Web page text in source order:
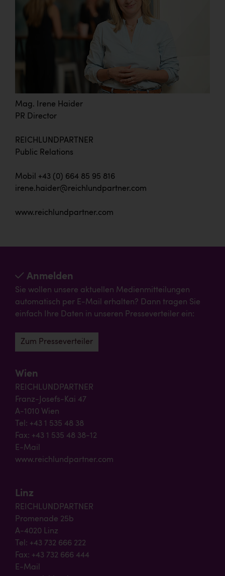
Mag. Irene Haider
PR Director
REICHLUNDPARTNER
Public Relations
Mobil +43 (0) 664 85 95 816
irene.haider@reichlundpartner.com
www.reichlundpartner.com
Anmelden
Sie wollen unsere aktuellen Medienmitteilungen
automatisch per E-Mail erhalten? Dann tragen Sie
einfach Ihre Daten in unseren Presseverteiler ein:
Zum Presseverteiler
Wien
REICHLUNDPARTNER
Franz-Josefs-Kai 47
A-1010 Wien
Tel: +43 1 535 48 38
Fax: +43 1 535 48 38-12
E-Mail
www.reichlundpartner.com
Linz
REICHLUNDPARTNER
Promenade 25b
A-4020 Linz
Tel: +43 732 666 222
Fax: +43 732 666 444
E-Mail